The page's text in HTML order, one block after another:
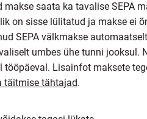
saata ka tavalise SEPA
on sisse lülitatud ja makse ei
SEPA välkmakse
umbes ühe tunni
Lisainfot maksete
täitmise tähtajad.